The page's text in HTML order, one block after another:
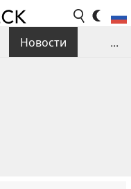
Новости
...